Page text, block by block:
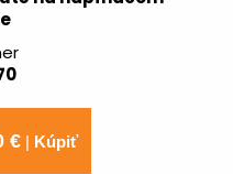
€| Kúpiť